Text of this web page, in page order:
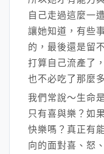
自己走過這麼一
讓她知道，有些
的，最後還是留
打算自己流產了
也不必吃了那麼
我們常說～生命
只有喜與樂？如
快樂嗎？真正有
向的面對喜、怒